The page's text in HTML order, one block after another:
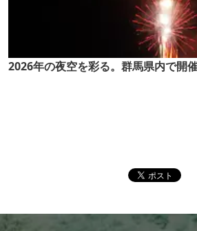
2026年の夜空を彩る。群馬県内で開